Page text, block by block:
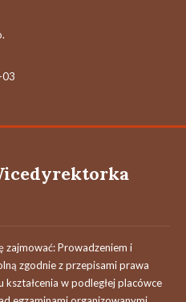
03
zajmować: Prowadzeniem i
zgodnie z przepisami prawa
w podległej placówce